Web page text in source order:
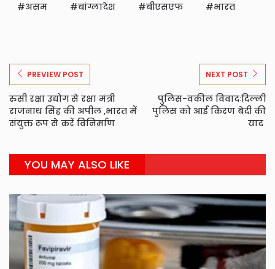
असम बांग्लादेश बीएसएफ भारत
PREVIEW POST
रुसी रक्षा उद्योग से रक्षा मंत्री
राजनाथ सिंह की अपील ,भारत में
संयुक्त रूप से करें विनिर्माण
NEXT POST
पुलिस-वकील विवादःदिल्ली
पुलिस को आई किरण बेदी की
याद
YOU MAY ALSO LIKE